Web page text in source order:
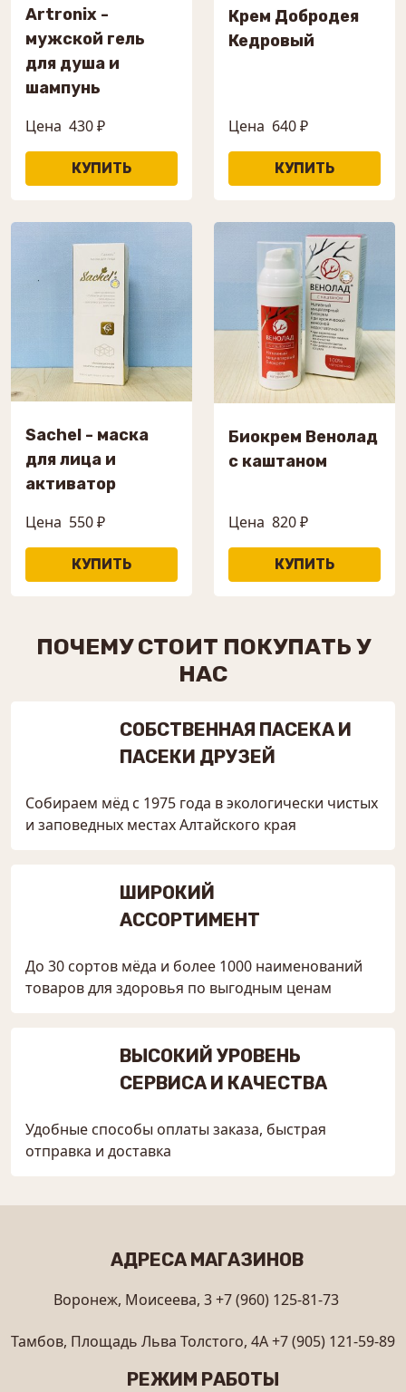
Artronix -
мужской гель
для душа и
шампунь
Цена 430 ₽
Крем Добродея
Кедровый
Цена 640 ₽
Sachel - маска
для лица и
активатор
Цена 550 ₽
Биокрем Венолад
с каштаном
Цена 820 ₽
ПОЧЕМУ СТОИТ ПОКУПАТЬ У
НАС
СОБСТВЕННАЯ ПАСЕКА И
ПАСЕКИ ДРУЗЕЙ
Собираем мёд с 1975 года в экологически чистых
и заповедных местах Алтайского края
ШИРОКИЙ
АССОРТИМЕНТ
До 30 сортов мёда и более 1000 наименований
товаров для здоровья по выгодным ценам
ВЫСОКИЙ УРОВЕНЬ
СЕРВИСА И КАЧЕСТВА
Удобные способы оплаты заказа, быстрая
отправка и доставка
АДРЕСА МАГАЗИНОВ
Воронеж, Моисеева, 3+7 (960) 125-81-73
Тамбов, Площадь Льва Толстого, 4А+7 (905) 121-59-89
РЕЖИМ РАБОТЫ